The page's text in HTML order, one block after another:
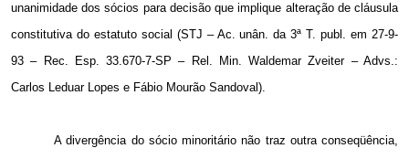
unanimidade dos sócios para decisão que implique alteração de cláusula
constitutiva do estatuto social (STJ – Ac. unân. da 3ª T. publ. em 27-9-
93 – Rec. Esp. 33.670-7-SP – Rel. Min. Waldemar Zveiter – Advs.:
Carlos Leduar Lopes e Fábio Mourão Sandoval).
A divergência do sócio minoritário não traz outra conseqüência,